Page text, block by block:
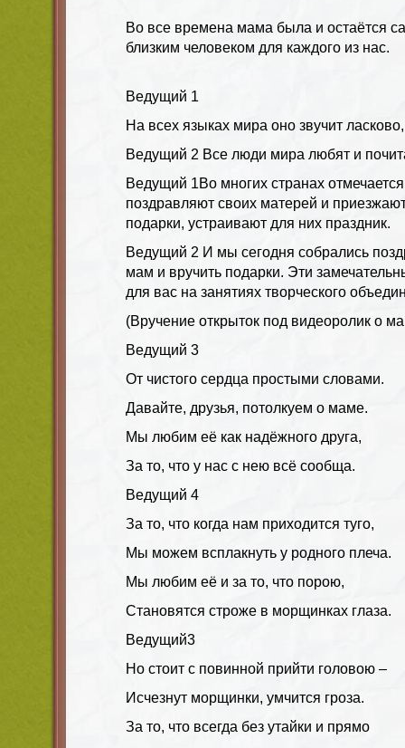
Во все времена мама была и остаётся
близким человеком для каждого из нас.
Ведущий 1
На всех языках мира оно звучит
Ведущий 2 Все люди мира любят и
Ведущий 1Во многих странах
поздравляют своих матерей и
подарки, устраивают для них праздник.
Ведущий 2 И мы сегодня собрались
мам и вручить подарки. Эти
для вас на занятиях творческого
(Вручение открыток под видеоролик о
Ведущий 3
От чистого сердца простыми словами.
Давайте, друзья, потолкуем о маме.
Мы любим её как надёжного друга,
За то, что у нас с нею всё сообща.
Ведущий 4
За то, что когда нам приходится туго,
Мы можем всплакнуть у родного плеча.
Мы любим её и за то, что порою,
Становятся строже в морщинках глаза.
Ведущий3
Но стоит с повинной прийти головою –
Исчезнут морщинки, умчится гроза.
За то, что всегда без утайки и прямо